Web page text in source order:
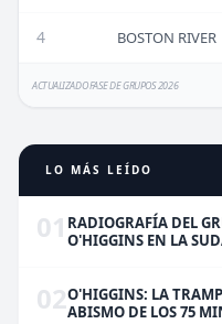
4 BOSTON RIVER
ACTUALIZADO FASE DE GRUPOS 2026
LO MÁS LEÍDO
01 RADIOGRAFÍA DEL
O'HIGGINS EN LA
02O'HIGGINS: LA
ABISMO DE LOS 75